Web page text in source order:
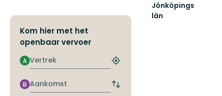
Kom hier met het
openbaar vervoer
Vertrek
A
Zoek
dichtstbijzijnde
halte
Aankomst
B
Wissel
Jönköpings
län